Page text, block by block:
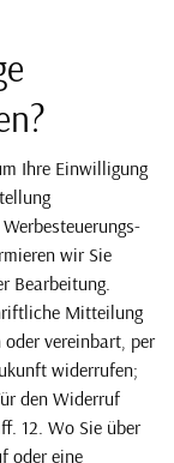
Ihre Einwilligung
wir Sie
Bearbeitung.
Mitteilung
vereinbart, per
widerrufen;
den Widerruf
12. Wo Sie über
oder eine